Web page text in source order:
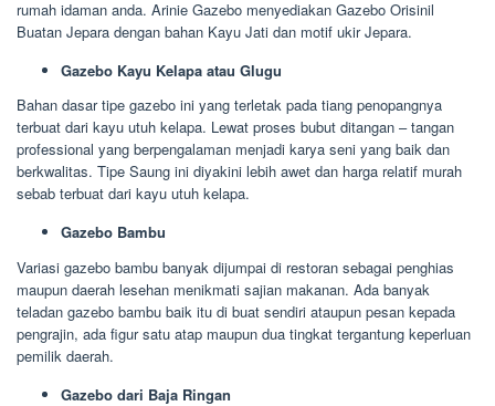
rumah idaman anda. Arinie Gazebo menyediakan Gazebo Orisinil
Buatan Jepara dengan bahan Kayu Jati dan motif ukir Jepara.
Gazebo Kayu Kelapa atau Glugu
Bahan dasar tipe gazebo ini yang terletak pada tiang penopangnya
terbuat dari kayu utuh kelapa. Lewat proses bubut ditangan – tangan
professional yang berpengalaman menjadi karya seni yang baik dan
berkwalitas. Tipe Saung ini diyakini lebih awet dan harga relatif murah
sebab terbuat dari kayu utuh kelapa.
Gazebo Bambu
Variasi gazebo bambu banyak dijumpai di restoran sebagai penghias
maupun daerah lesehan menikmati sajian makanan. Ada banyak
teladan gazebo bambu baik itu di buat sendiri ataupun pesan kepada
pengrajin, ada figur satu atap maupun dua tingkat tergantung keperluan
pemilik daerah.
Gazebo dari Baja Ringan